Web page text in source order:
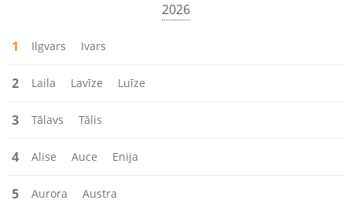
2026
1 Ilgvars Ivars
2 Laila Lavīze Luīze
3 Tālavs Tālis
4 Alise Auce Enija
5 Aurora Austra